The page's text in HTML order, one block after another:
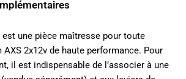
est une pièce maîtresse pour toute
2x12v de haute performance. Pour
il est indispensable de l’associer à une